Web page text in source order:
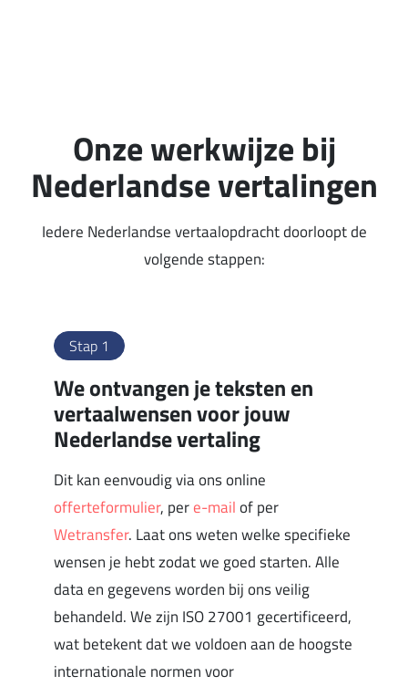
Onze werkwijze bij
Nederlandse vertalingen
Iedere Nederlandse vertaalopdracht doorloopt de
volgende stappen:
Stap 1
We ontvangen je teksten en
vertaalwensen voor jouw
Nederlandse vertaling
Dit kan eenvoudig via ons online
offerteformulier, pere-mailof per
Wetransfer. Laat ons weten welke specifieke
wensen je hebt zodat we goed starten. Alle
data en gegevens worden bij ons veilig
behandeld. We zijn ISO 27001 gecertificeerd,
wat betekent dat we voldoen aan de hoogste
internationale normen voor